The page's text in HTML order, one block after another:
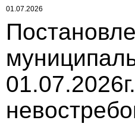
01.07.2026